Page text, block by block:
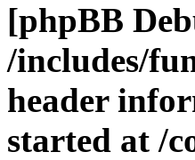
[phpBB
/includes/
header
started at /